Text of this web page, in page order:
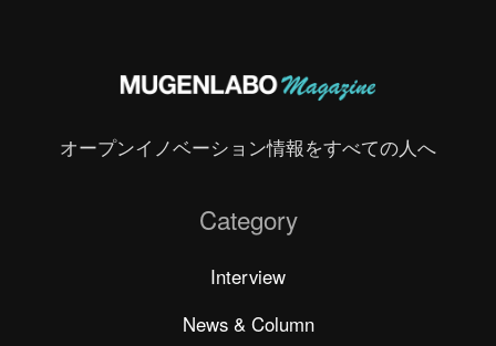
オープンイノベーション情報をすべての人へ
Category
Interview
News & Column